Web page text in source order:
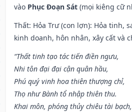
vào Phục Đoạn Sát (mọi kiêng cữ
Thất: Hỏa Trư (con lợn): Hỏa tinh,
kinh doanh, hôn nhân, xây cất và
“Thất tinh tạo tác tiến điền ngưu,
Nhi tôn đại đại cận quân hầu,
Phú quý vinh hoa thiên thượng chỉ,
Thọ như Bành tổ nhập thiên thu.
Khai môn, phóng thủy chiêu tài bạch,